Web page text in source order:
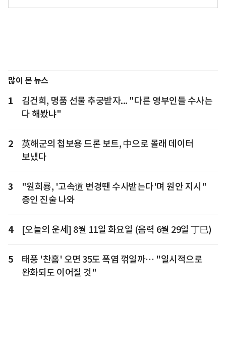
많이 본 뉴스
1
김건희, 명품 선물 추궁받자... "다른 영부인들 수사는
다 해봤냐"
2
英해군의 첩보용 드론 보트, 中으로 몰래 데이터
보냈다
3
"원희룡, '고속道 변경땐 수사받는다'며 원안 지시"
증인 진술 나와
4 [오늘의 운세] 8월 11일 화요일 (음력 6월 29일 丁巳)
5
태풍 '찬홈' 오면 35도 폭염 꺾일까… "일시적으로
완화되도 이어질 것"